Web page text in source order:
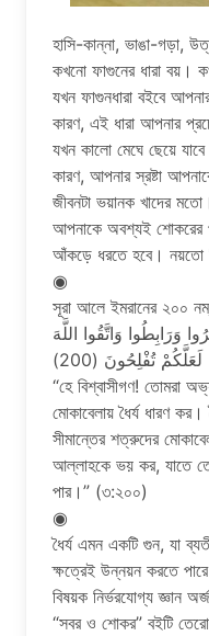
হাসি-কান্না, ভাঙা-গড়া,
কখনাে ফাগুনের ধারা বয়।
যখন ফাগুনধারা বইবে
কারণ, এই ধারা আপনার
যখন কালাে মেঘে ছেয়ে
কারণ, আপনার স্রষ্টা
জীবনটা ভয়ানক খাদের
আপনাকে অবশ্যই শােকরের
আঁকড়ে ধরতে হবে। নয়তাে
◉
সূরা আলে ইমরানের ২০০
وَرَابِطُوا وَاتَّقُوا اللَّهَ
لَعَلَّكُمْ تُفْلِحُونَ (200)
“হে বিশ্বাসীগণ! তোমরা
মোকাবেলায় ধৈর্য ধারণ
সীমান্তের শত্রুদের
আল্লাহকে ভয় কর, যাতে
পার।” (৩:২০০)
◉
ধৈর্য এমন একটি গুন, যা
ক্ষত্রেই উন্নয়ন করতে
বিষয়ক নির্ভরযোগ্য জ্ঞান
“সবর ও শোকর” বইটি